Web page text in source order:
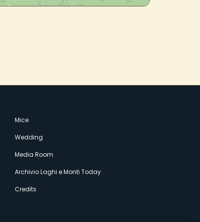
Mice
Wedding
Media Room
Archivio Laghi e Monti Today
Credits